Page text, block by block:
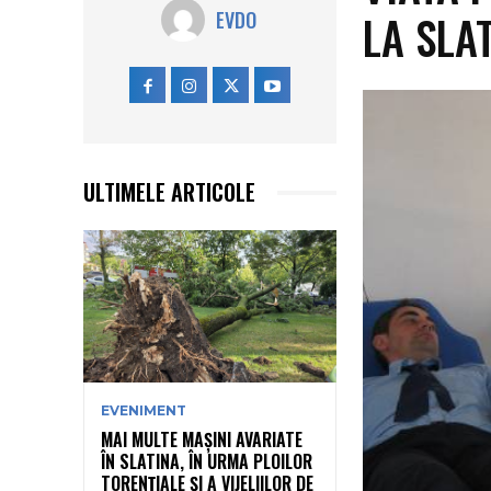
EVDO
ULTIMELE ARTICOLE
EVENIMENT
MAI MULTE MAȘINI AVARIATE
ÎN SLATINA, ÎN URMA PLOILOR
TORENȚIALE ȘI A VIJELIILOR DE
LA